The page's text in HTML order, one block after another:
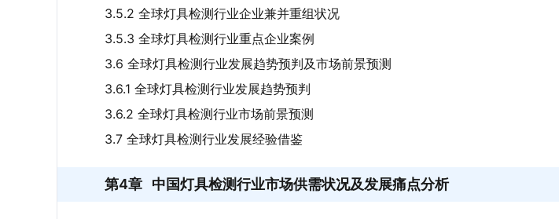
3.5.2 全球灯具检测行业企业兼并重组状况
3.5.3 全球灯具检测行业重点企业案例
3.6 全球灯具检测行业发展趋势预判及市场前景预测
3.6.1 全球灯具检测行业发展趋势预判
3.6.2 全球灯具检测行业市场前景预测
3.7 全球灯具检测行业发展经验借鉴
第4章 中国灯具检测行业市场供需状况及发展痛点分析